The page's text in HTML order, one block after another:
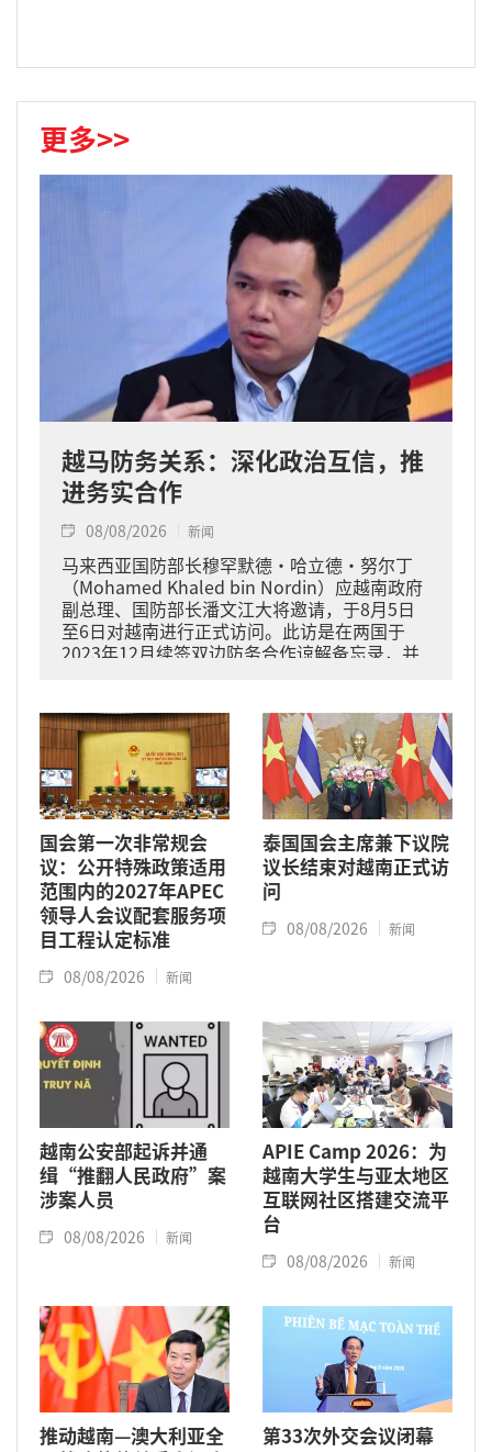
更多>>
越马防务关系：深化政治互信，推
进务实合作
08/08/2026 新闻
马来西亚国防部长穆罕默德·哈立德·努尔丁
（Mohamed Khaled bin Nordin）应越南政府
副总理、国防部长潘文江大将邀请，于8月5日
至6日对越南进行正式访问。此访是在两国于
2023年12月续签双边防务合作谅解备忘录，并
国会第一次非常规会
议：公开特殊政策适用
范围内的2027年APEC
领导人会议配套服务项
目工程认定标准
08/08/2026 新闻
泰国国会主席兼下议院
议长结束对越南正式访
问
08/08/2026 新闻
越南公安部起诉并通
缉“推翻人民政府”案
涉案人员
08/08/2026 新闻
APIE Camp 2026：为
越南大学生与亚太地区
互联网社区搭建交流平
台
08/08/2026 新闻
推动越南—澳大利亚全
第33次外交会议闭幕